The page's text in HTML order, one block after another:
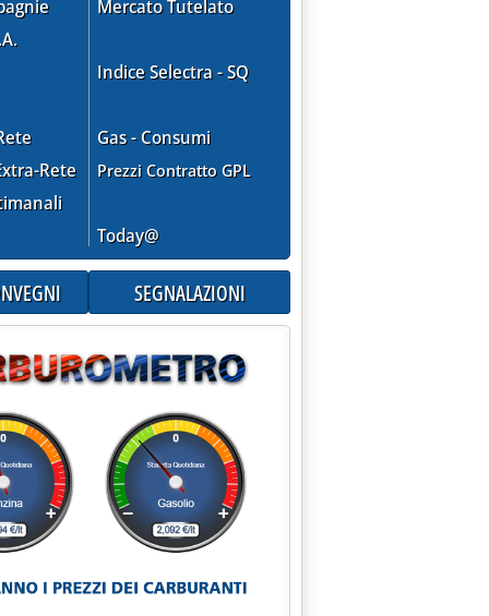
FAVOREVOLE A REFERENDUM SU POLITICA ENERGETICA'
0.0.
0.0.
Rete
Mercato Tutelato
Indice Selectra - SQ
Gas - Consumi
Prezzi Contratto GPL
Today@
SEGNALAZIONI